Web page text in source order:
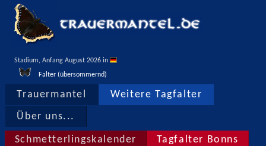
Stadium, Anfang August 2026 in
Falter (übersommernd)
Trauermantel Weitere Tagfalter
Über uns...
Schmetterlingskalender Tagfalter Bonns